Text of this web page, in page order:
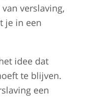
verslaving,
je in een
idee dat
te blijven.
een